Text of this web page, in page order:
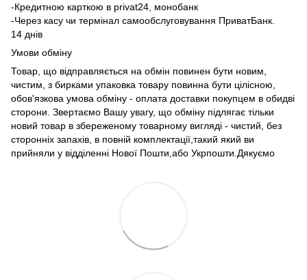
-Кредитною карткою в privat24, монобанк
-Через касу чи термінал самообслуговування ПриватБанк.
14 днів
Умови обміну
Товар, що відправляється на обмін повинен бути новим,
чистим, з бирками упаковка товару повинна бути цілісною,
обов'язкова умова обміну - оплата доставки покупцем в обидві
сторони. Звертаємо Вашу увагу, що обміну підлягає тільки
новий товар в збереженому товарному вигляді - чистий, без
сторонніх запахів, в повній комплектації,такий який ви
прийняли у відділенні Нової Пошти,або Укрпошти.Дякуємо